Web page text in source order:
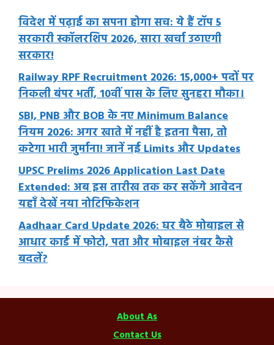
विदेश में पढ़ाई का सपना होगा सच: ये हैं टॉप 5
सरकारी स्कॉलरशिप 2026, सारा खर्चा उठाएगी
सरकार!
Railway RPF Recruitment 2026: 15,000+ पदों पर
निकली बंपर भर्ती, 10वीं पास के लिए सुनहरा मौका।
SBI, PNB और BOB के नए Minimum Balance
नियम 2026: अगर खाते में नहीं है इतना पैसा, तो
कटेगा भारी जुर्माना! जानें नई Limits और Updates
UPSC Prelims 2026 Application Last Date
Extended: अब इस तारीख तक कर सकेंगे आवेदन
यहाँ देखें नया नोटिफिकेशन
Aadhaar Card Update 2026: घर बैठे मोबाइल से
आधार कार्ड में फोटो, पता और मोबाइल नंबर कैसे
बदलें?
About As
Contact Us